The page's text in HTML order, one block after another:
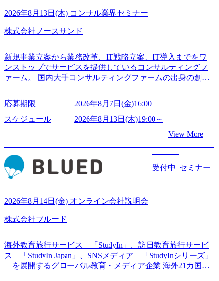
2026年8月13日(木) コンサル業界セミナー
株式会社ノースサンド
新規事業立案から業務改革、IT戦略立案、IT導入までをワ
ンストップでサービスを提供しているコンサルティングフ
ァーム。 国内大手コンサルティングファームの出身の創業
もっと自由に誠実に提案できる会社をつくりたい」「胸を
張って会社が好きだと言えるような家族的な組織をつくり
たい」という想いで会社を設立 PwC・アクセンチュアとい
社出身者など、様々な経歴の社員が活躍しており、働きや
すく魅力的な環境が整っているため、定着率が高いことか
ら「働きがいのある会社」に4年連続ベストカンパニーに選
出されている。 残業時間は平均30時間程度 事業/IT戦略立案
や各種プロジェクトマネジメント、最先端テクノロジーの
をデザインする」というビジョンを掲げ、クライアント目
いることは何かを追究し、本当に価値のある成果を提供し
の736名（2024年1月）に到達。上場を目指し、さらに採用
のスピードを上げている。 人にフォーカスをして急成長す
る唯一無二のコンサルティングファーム【株式会社ノース
サンド 執行役員新山氏、庄司氏インタビュー】 (https://my-vi
応募期限
2026年8月7日(金)16:00
スケジュール
2026年8月13日(木)19:00～
View More
受付中 セミナー
2026年8月14日(金) オンライン会社説明会
株式会社ブルード
海外教育旅行サービス 「StudyIn」、訪日教育旅行サービ
ス 「StudyIn Japan」、SNSメディア 「StudyInシリーズ」
を展開するグローバル教育・メディア企業 海外21カ国と